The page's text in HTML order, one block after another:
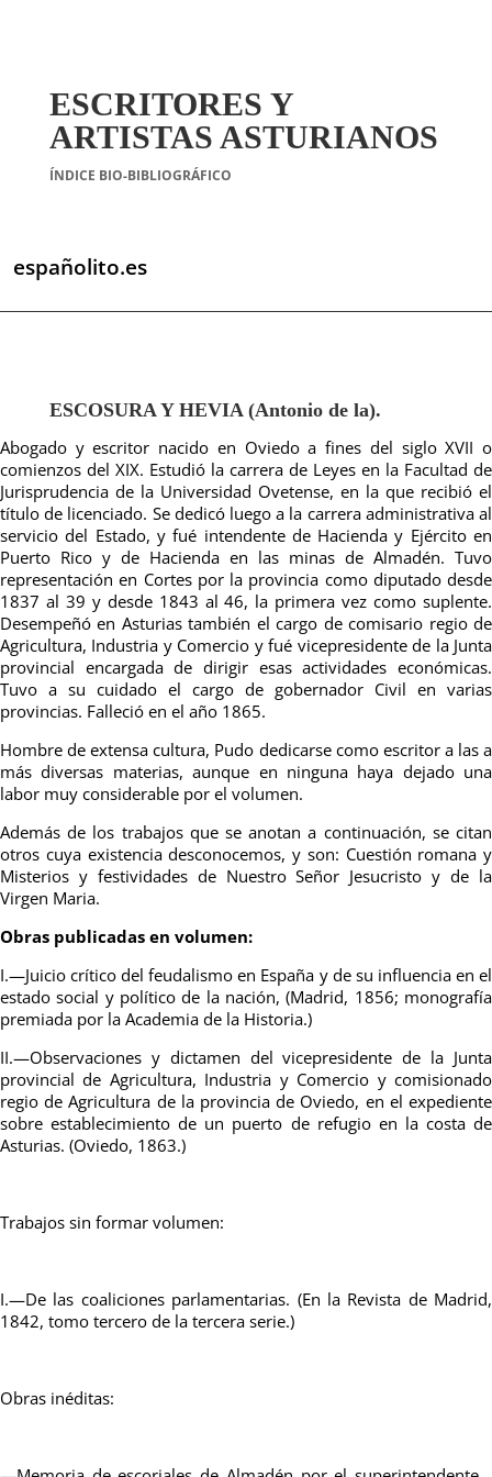
ESCRITORES Y
ARTISTAS ASTURIANOS
ÍNDICE BIO-BIBLIOGRÁFICO
españolito.es
ESCOSURA Y HEVIA (Antonio de la).
Abogado y escritor nacido en Oviedo a fines del siglo XVII o
comienzos del XIX. Estudió la carrera de Leyes en la Facultad de
Jurisprudencia de la Universidad Ovetense, en la que recibió el
título de licenciado. Se dedicó luego a la carrera administrativa al
servicio del Estado, y fué intendente de Hacienda y Ejército en
Puerto Rico y de Hacienda en las minas de Almadén. Tuvo
representación en Cortes por la provincia como diputado desde
1837 al 39 y desde 1843 al 46, la primera vez como suplente.
Desempeñó en Asturias también el cargo de comisario regio de
Agricultura, Industria y Comercio y fué vicepresidente de la Junta
provincial encargada de dirigir esas actividades económicas.
Tuvo a su cuidado el cargo de gobernador Civil en varias
provincias. Falleció en el año 1865.
Hombre de extensa cultura, Pudo dedicarse como escritor a las a
más diversas materias, aunque en ninguna haya dejado una
labor muy considerable por el volumen.
Además de los trabajos que se anotan a continuación, se citan
otros cuya existencia desconocemos, y son: Cuestión romana y
Misterios y festividades de Nuestro Señor Jesucristo y de la
Virgen Maria.
Obras publicadas en volumen:
I.—Juicio crítico del feudalismo en España y de su influencia en el
estado social y político de la nación, (Madrid, 1856; monografía
premiada por la Academia de la Historia.)
II.—Observaciones y dictamen del vicepresidente de la Junta
provincial de Agricultura, Industria y Comercio y comisionado
regio de Agricultura de la provincia de Oviedo, en el expediente
sobre establecimiento de un puerto de refugio en la costa de
Asturias. (Oviedo, 1863.)
Trabajos sin formar volumen:
I.—De las coaliciones parlamentarias. (En la Revista de Madrid,
1842, tomo tercero de la tercera serie.)
Obras inéditas: